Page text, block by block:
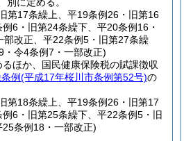
第17条繰上、平19条例26・旧第16
6・旧第24条繰下、平20条例16・
部改正、平22条例5・旧第27条繰
・令4条例7・一部改正)
るほか、国民健康保険税の賦課徴収
例(平成17年桜川市条例第52号)の
第18条繰上、平19条例26・旧第17
6・旧第25条繰下、平22条例5・旧
条例18・一部改正)